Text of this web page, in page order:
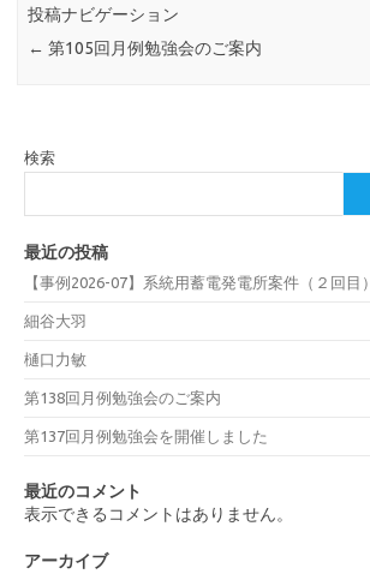
投稿ナビゲーション
← 第105回月例勉強会のご案内
検索
最近の投稿
【事例2026-07】系統用蓄電発電所案件（２回目）
細谷大羽
樋口力敏
第138回月例勉強会のご案内
第137回月例勉強会を開催しました
最近のコメント
表示できるコメントはありません。
アーカイブ